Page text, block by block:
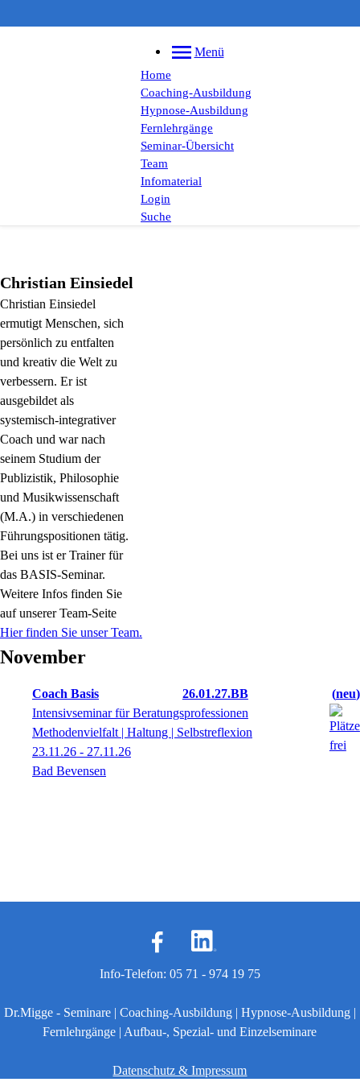
Menü
Home
Coaching-Ausbildung
Hypnose-Ausbildung
Fernlehrgänge
Seminar-Übersicht
Team
Infomaterial
Login
Suche
Christian Einsiedel
Christian Einsiedel
ermutigt Menschen, sich
persönlich zu entfalten
und kreativ die Welt zu
verbessern. Er ist
ausgebildet als
systemisch-integrativer
Coach und war nach
seinem Studium der
Publizistik, Philosophie
und Musikwissenschaft
(M.A.) in verschiedenen
Führungspositionen tätig.
Bei uns ist er Trainer für
das BASIS-Seminar.
Weitere Infos finden Sie
auf unserer Team-Seite
Hier finden Sie unser Team.
November
Coach Basis 26.01.27.BB
neu
Intensivseminar für Beratungsprofessionen
Methodenvielfalt | Haltung | Selbstreflexion
23.11.26 - 27.11.26
Bad Bevensen
Info-Telefon: 05 71 - 974 19 75
Dr.Migge - Seminare | Coaching-Ausbildung | Hypnose-Ausbildung |
Fernlehrgänge | Aufbau-, Spezial- und Einzelseminare
Datenschutz & Impressum